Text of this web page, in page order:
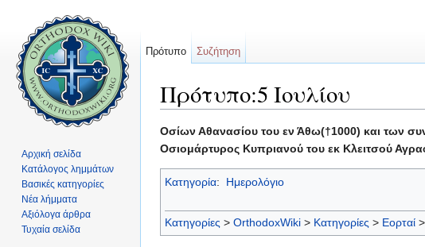
Πρότυπο:5 Ιουλίου
Οσίων Αθανασίου του εν Άθω(†1000) και των
Οσιομάρτυρος Κυπριανού του εκ Κλειτσού
Κατηγορία: Ημερολόγιο
Κατηγορίες > OrthodoxWiki > Κατηγορίες > Εορταί >
Πρότυπο Συζήτηση
Αρχική σελίδα
Κατάλογος λημμάτων
Βασικές κατηγορίες
Νέα λήμματα
Αξιόλογα άρθρα
Τυχαία σελίδα